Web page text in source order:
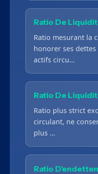
Ratio De
Ratio mesurant la
honorer ses
actifs circu…
Ratio De
Ratio plus strict
circulant, ne
plus …
Ratio